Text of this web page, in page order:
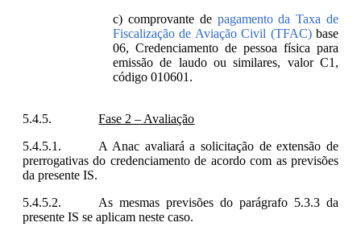
comprovante de pagamento da Taxa de
Fiscalização de Aviação Civil (TFAC)base
06, Credenciamento de pessoa física para
emissão de laudo ou similares, valor C1,
código 010601.
Fase 2 – Avaliação
A Anac avaliará a solicitação de extensão de
prerrogativas do credenciamento de acordo com as previsões
da presente IS.
As mesmas previsões do parágrafo 5.3.3 da
presente IS se aplicam neste caso.